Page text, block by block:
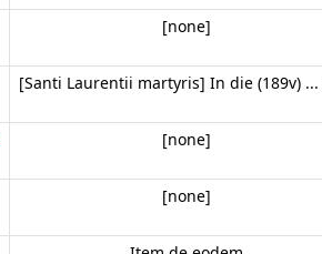
[none]
[Santi Laurentii martyris] In die (189v) ...
[none]
[none]